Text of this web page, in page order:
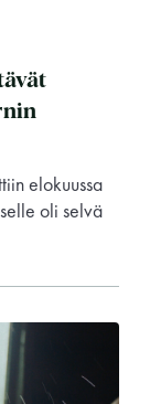
ja
elokuussa
oli selvä